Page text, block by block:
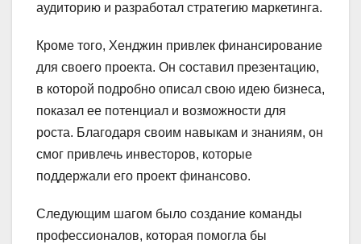
аудиторию и разработал стратегию маркетинга.
Кроме того, Хенджин привлек финансирование
для своего проекта. Он составил презентацию,
в которой подробно описал свою идею бизнеса,
показал ее потенциал и возможности для
роста. Благодаря своим навыкам и знаниям, он
смог привлечь инвесторов, которые
поддержали его проект финансово.
Следующим шагом было создание команды
профессионалов, которая помогла бы